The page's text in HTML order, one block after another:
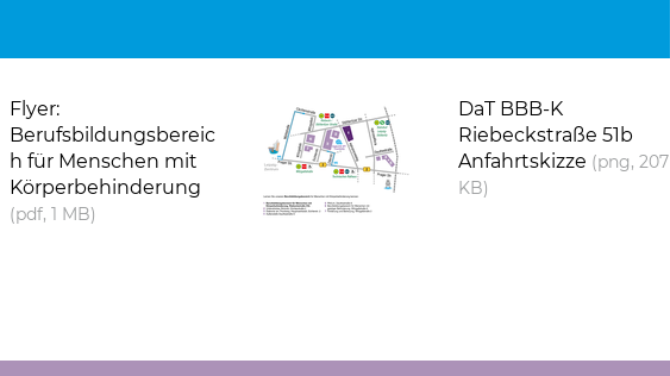
Flyer:
Berufsbildungsbereic
h für Menschen mit
Körperbehinderung
(pdf, 1 MB)
Tab)
DaT BBB-K
Riebeckstraße 51b
Anfahrtskizze (png, 207
KB)
(Link öffnet einen neuen Tab)